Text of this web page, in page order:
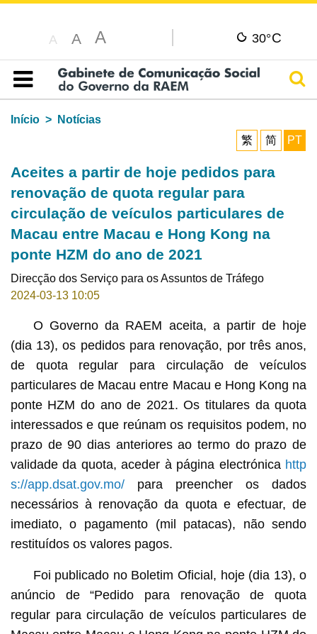
A A A 30°C
Índice
Início
Notícias
繁
简 PT
Aceites a partir de hoje pedidos para
renovação de quota regular para
circulação de veículos particulares de
Macau entre Macau e Hong Kong na
ponte HZM do ano de 2021
Direcção dos Serviço para os Assuntos de Tráfego
2024-03-13 10:05
O Governo da RAEM aceita, a partir de hoje
(dia 13), os pedidos para renovação, por três anos,
de quota regular para circulação de veículos
particulares de Macau entre Macau e Hong Kong na
ponte HZM do ano de 2021. Os titulares da quota
interessados e que reúnam os requisitos podem, no
prazo de 90 dias anteriores ao termo do prazo de
validade da quota, aceder à página electrónica http
s://app.dsat.gov.mo/para preencher os dados
necessários à renovação da quota e efectuar, de
imediato, o pagamento (mil patacas), não sendo
restituídos os valores pagos.
Foi publicado no Boletim Oficial, hoje (dia 13), o
anúncio de “Pedido para renovação de quota
regular para circulação de veículos particulares de